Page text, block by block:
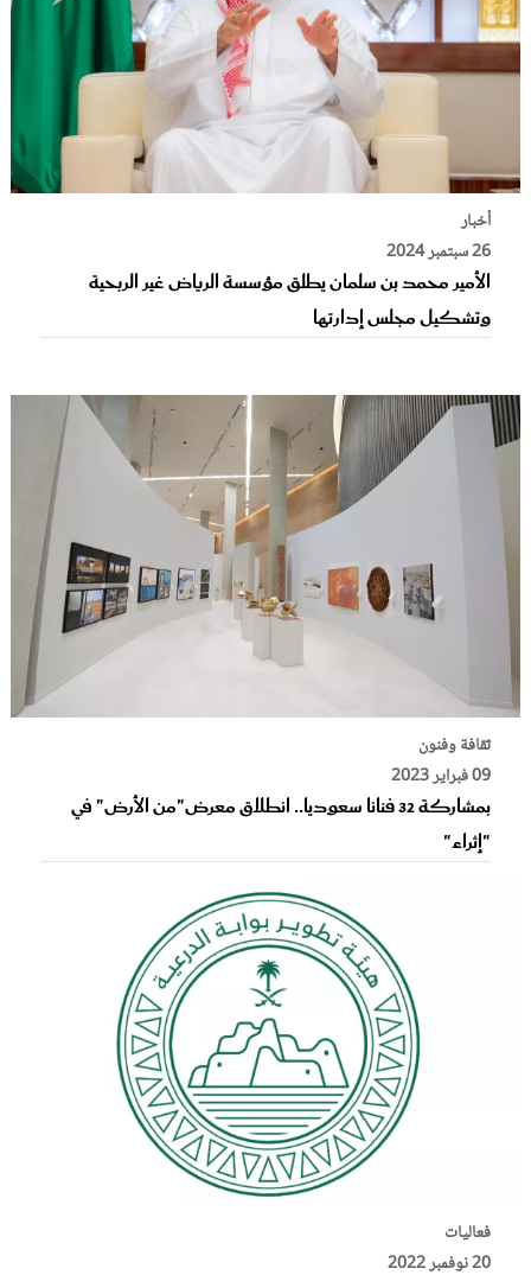
أخبار
26 سبتمبر 2024
الأمير محمد بن سلمان يطلق مؤسسة الرياض غير الربحية
وتشكيل مجلس إدارتها
ثقافة وفنون
09 فبراير 2023
بمشاركة 32 فنانا سعوديا.. انطلاق معرض"من الأرض" في
"إثراء"
فعاليات
20 نوفمبر 2022